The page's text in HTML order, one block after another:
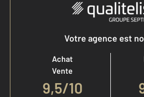
Votre agence est
Achat
Vente
9,5/10